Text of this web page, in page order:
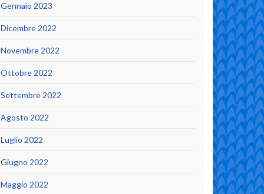
Gennaio 2023
Dicembre 2022
Novembre 2022
Ottobre 2022
Settembre 2022
Agosto 2022
Luglio 2022
Giugno 2022
Maggio 2022